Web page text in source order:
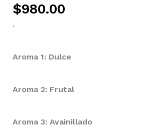
$980.00
.
Aroma 1: Dulce
Aroma 2: Frutal
Aroma 3: Avainillado